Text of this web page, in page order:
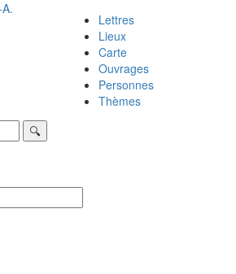
Lettres
Lieux
Carte
Ouvrages
Personnes
Thèmes